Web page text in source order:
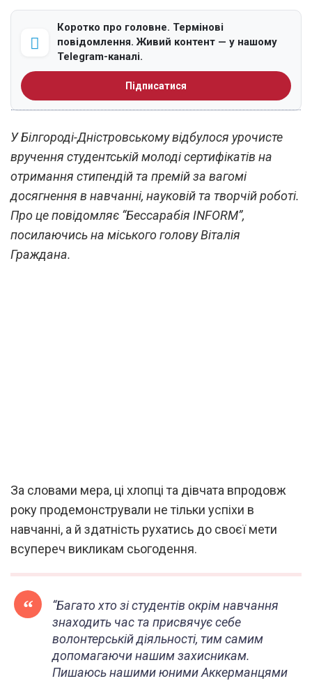
Коротко про головне. Термінові
повідомлення. Живий контент — у нашому
Telegram-каналі.
Підписатися
У Білгороді-Дністровському відбулося урочисте
вручення студентській молоді сертифікатів на
отримання стипендій та премій за вагомі
досягнення в навчанні, науковій та творчій роботі.
Про це повідомляє “Бессарабія INFORM”,
посилаючись на міського голову Віталія
Граждана.
За словами мера, ці хлопці та дівчата впродовж
року продемонстрували не тільки успіхи в
навчанні, а й здатність рухатись до своєї мети
всупереч викликам сьогодення.
“Багато хто зі студентів окрім навчання
знаходить час та присвячує себе
волонтерській діяльності, тим самим
допомагаючи нашим захисникам.
Пишаюсь нашими юними Аккерманцями